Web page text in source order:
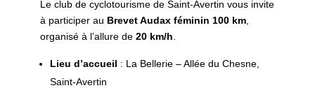
Le club de cyclotourisme de Saint-Avertin vous invite
à participer au Brevet Audax féminin 100 km,
organisé à l’allure de 20 km/h.
Lieu d’accueil : La Bellerie – Allée du Chesne,
Saint-Avertin